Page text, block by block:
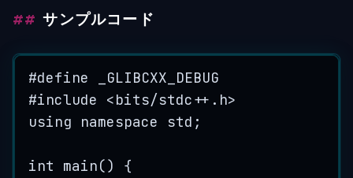
サンプルコード
#define
_GLIBCXX_DEBUG
#include <bits/stdc++.h>
using
namespace std;
int main() {